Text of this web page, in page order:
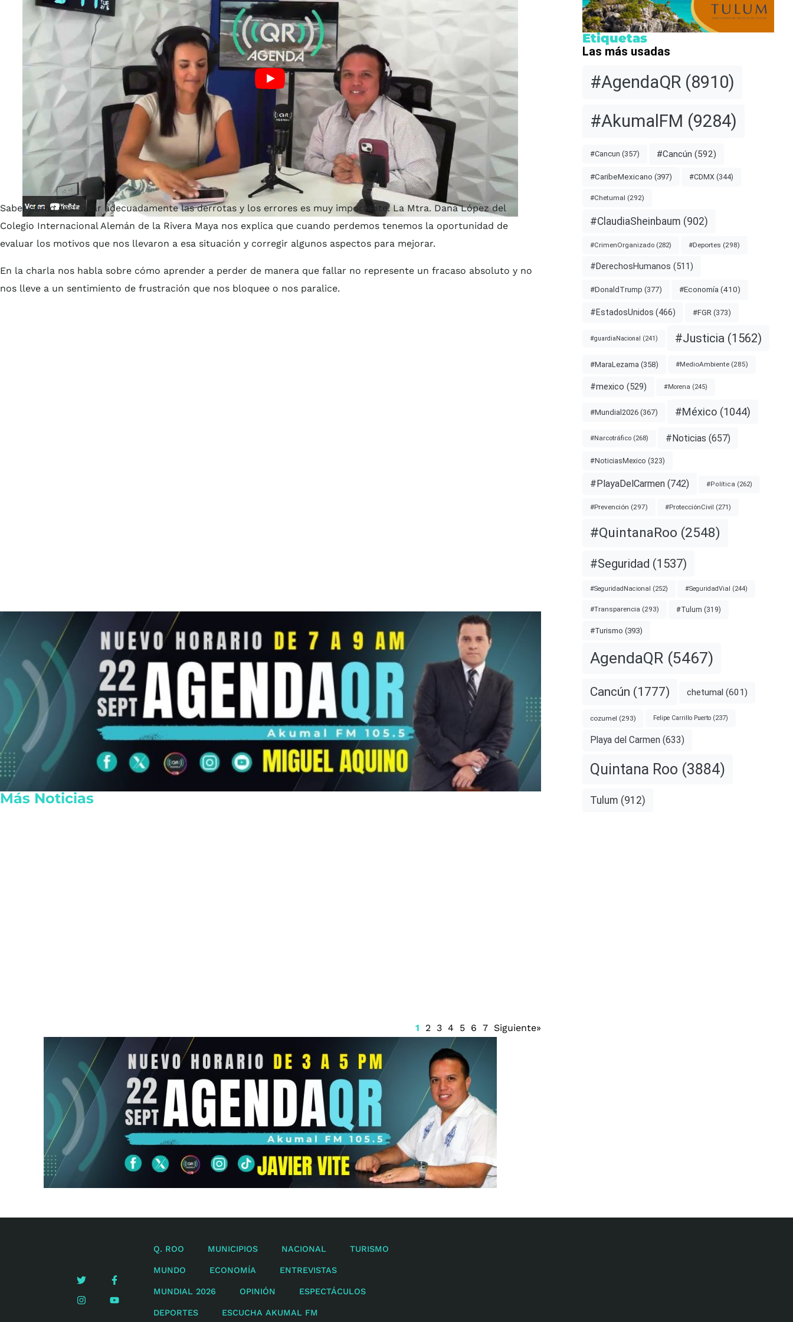
Saber cómo gestionar adecuadamente las derrotas y los errores es muy importante. La Mtra. Dana López del
Colegio Internacional Alemán de la Rivera Maya nos explica que cuando perdemos tenemos la oportunidad de
evaluar los motivos que nos llevaron a esa situación y corregir algunos aspectos para mejorar.
En la charla nos habla sobre cómo aprender a perder de manera que fallar no represente un fracaso absoluto y no
nos lleve a un sentimiento de frustración que nos bloquee o nos paralice.
Más Noticias
1 2 3 4 5 6 7 Siguiente»
Etiquetas
Las más usadas
#AgendaQR(8910)
#AkumalFM (9284)
#Cancun (357) #Cancún (592)
#CaribeMexicano (397) #CDMX(344)
#Chetumal (292)
#ClaudiaSheinbaum (902)
#CrimenOrganizado(282) #Deportes (298)
#DerechosHumanos (511)
#DonaldTrump (377) #Economía (410)
#EstadosUnidos (466) #FGR (373)
#guardiaNacional (241) #Justicia (1562)
#MaraLezama (358) #MedioAmbiente(285)
#mexico (529) #Morena (245)
#Mundial2026(367) #México(1044)
#Narcotráfico(268) #Noticias (657)
#NoticiasMexico (323)
#PlayaDelCarmen(742) #Política (262)
#Prevención (297) #ProtecciónCivil (271)
#QuintanaRoo (2548)
#Seguridad (1537)
#SeguridadNacional (252) #SeguridadVial (244)
#Transparencia (293) #Tulum (319)
#Turismo (393)
AgendaQR(5467)
Cancún (1777) chetumal (601)
cozumel (293) Felipe Carrillo Puerto(237)
Playa del Carmen (633)
Quintana Roo (3884)
Tulum (912)
Q. ROO MUNICIPIOS NACIONAL TURISMO
MUNDO ECONOMÍA ENTREVISTAS
MUNDIAL 2026 OPINIÓN ESPECTÁCULOS
DEPORTES ESCUCHA AKUMAL FM